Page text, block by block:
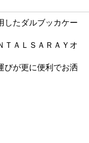
したダルブッカケー
ＴＡＬＳＡＲＡＹオ
びが更に便利でお洒